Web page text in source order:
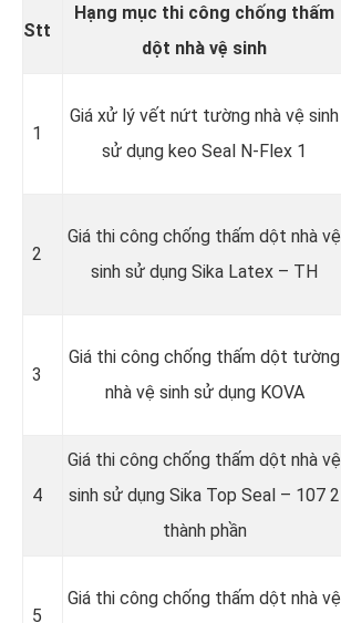
Stt
Hạng mục thi công chống thấm
dột nhà vệ sinh
1
Giá xử lý vết nứt tường nhà vệ sinh
sử dụng keo Seal N-Flex 1
2
Giá thi công chống thấm dột nhà vệ
sinh sử dụng Sika Latex – TH
3
Giá thi công chống thấm dột tường
nhà vệ sinh sử dụng KOVA
4
Giá thi công chống thấm dột nhà vệ
sinh sử dụng Sika Top Seal – 107 2
thành phần
5
Giá thi công chống thấm dột nhà vệ